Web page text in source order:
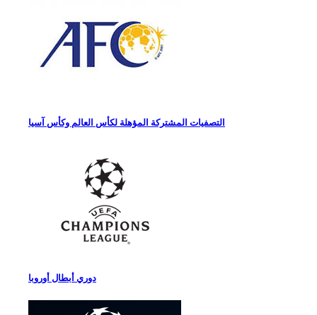
التصفيات المشتركة المؤهلة لكأس العالم وكأس آسيا
دوري أبطال أوروبا